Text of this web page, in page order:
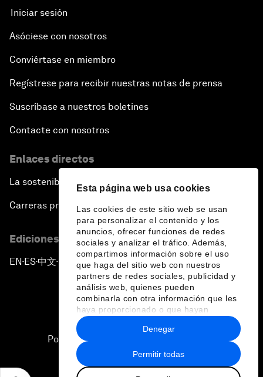
Esta página web usa cookies
Las cookies de este sitio web se usan
para personalizar el contenido y los
anuncios, ofrecer funciones de redes
sociales y analizar el tráfico. Además,
compartimos información sobre el uso
que haga del sitio web con nuestros
partners de redes sociales, publicidad y
análisis web, quienes pueden
combinarla con otra información que les
haya proporcionado o que hayan
recopilado a partir del uso que haya
hecho de sus servicios.
Permitir todas
Denegar
Iniciar sesión
Asóciese con nosotros
Conviértase en miembro
Regístrese para recibir nuestras notas de prensa
Suscríbase a nuestros boletines
Contacte con nosotros
Enlaces directos
La sostenibilidad en el Foro
Carreras profesionales
Ediciones en otros idiomas
EN ▪ES▪中文▪ 日本語
Política de privacidad y normas de uso
Sitemap